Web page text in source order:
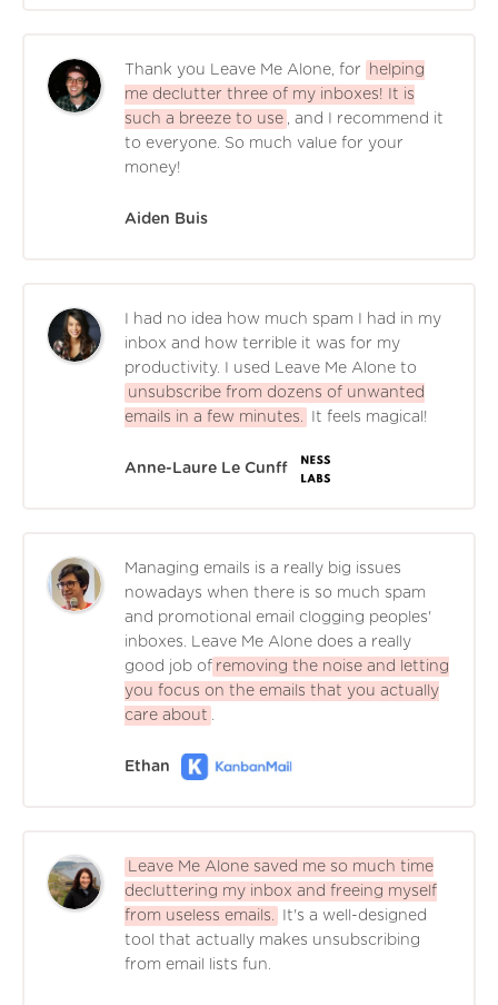
Thank you Leave Me Alone, for
helping
me declutter three of my inboxes! It is
such a breeze to use , and I recommend it
to everyone. So much value for your
money!
Aiden Buis
I had no idea how much spam I had in my
inbox and how terrible it was for my
productivity. I used Leave Me Alone to
unsubscribe from dozens of unwanted
emails in a few minutes.
It feels magical!
Anne-Laure Le Cunff
Managing emails is a really big issues
nowadays when there is so much spam
and promotional email clogging peoples'
inboxes. Leave Me Alone does a really
good job of removing the noise and letting
you focus on the emails that you actually
care about .
Ethan
Leave Me Alone saved me so much time
decluttering my inbox and freeing myself
from useless emails.
It's a well-designed
tool that actually makes unsubscribing
from email lists fun.